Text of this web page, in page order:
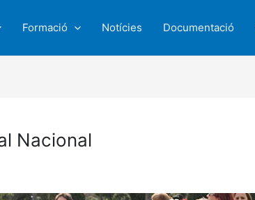
Formació Notícies Documentació
Nacional